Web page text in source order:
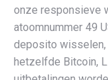
onze responsieve
atoomnummer 49
deposito
hetzelfde Bitcoin,